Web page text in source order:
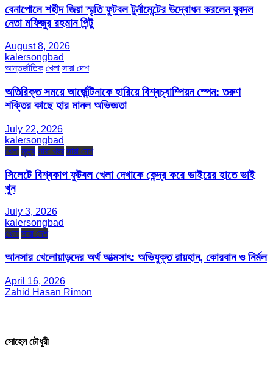
বেনাপোলে শহীদ জিয়া স্মৃতি ফুটবল টুর্নামেন্টের উদ্বোধন করলেন যুবদল
নেতা মফিজুর রহমান পিন্টু
August 8, 2026
kalersongbad
আন্তর্জাতিক খেলা সারা দেশ
অতিরিক্ত সময়ে আর্জেন্টিনাকে হারিয়ে বিশ্বচ্যাম্পিয়ন স্পেন: তরুণ
শক্তির কাছে হার মানল অভিজ্ঞতা
July 22, 2026
kalersongbad
খেলা মৃত্যু সারা খবর সারা দেশ
সিলেটে বিশ্বকাপ ফুটবল খেলা দেখাকে কেন্দ্র করে ভাইয়ের হাতে ভাই
খুন
July 3, 2026
kalersongbad
খেলা সারা দেশ
আনসার খেলোয়াড়দের অর্থ আত্মসাৎ: অভিযুক্ত রায়হান, কোরবান ও নির্মল
April 16, 2026
Zahid Hasan Rimon
সোহেল চৌধুরী